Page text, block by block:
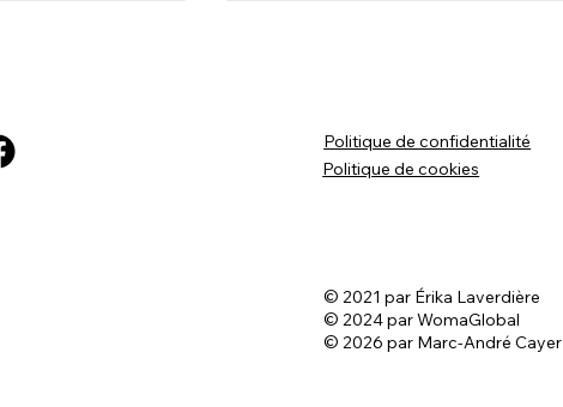
Chien réactif
Politique de cookies
Politique de confidentialité
© 2021 par Érika Laverdière
© 2024 par WomaGlobal
© 2026 par Marc-André Cayer